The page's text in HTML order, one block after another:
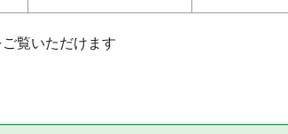
覧いただけます